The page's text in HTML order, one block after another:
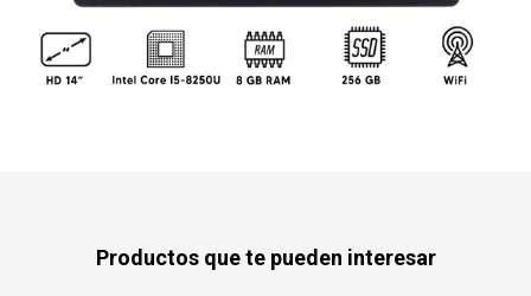
Productos que te pueden interesar